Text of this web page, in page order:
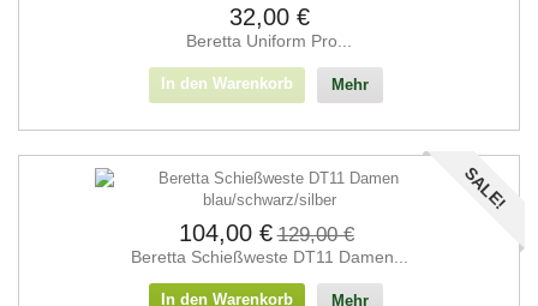
32,00 €
Beretta Uniform Pro...
In den Warenkorb Mehr
SALE!
104,00 € 129,00 €
Beretta Schießweste DT11 Damen...
In den Warenkorb Mehr